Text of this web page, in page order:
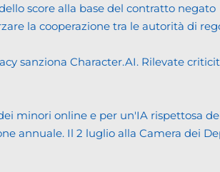
score alla base del contratto negato
la cooperazione tra le autorità di
sanziona Character.AI. Rilevate
minori online e per un'IA rispettosa
annuale. Il 2 luglio alla Camera dei